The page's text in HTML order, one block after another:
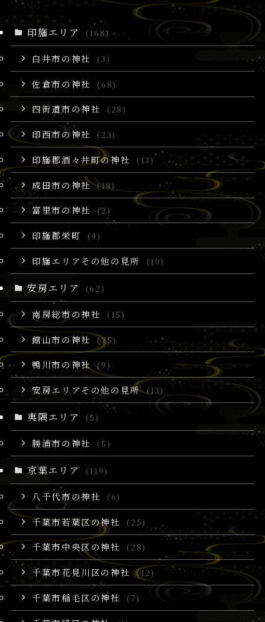
印旛エリア (168)
白井市の神社 (3)
佐倉市の神社 (68)
四街道市の神社 (28)
印西市の神社 (23)
印旛郡酒々井町の神社 (13)
成田市の神社 (18)
富里市の神社 (2)
印旛郡栄町 (4)
印旛エリアその他の見所 (10)
安房エリア (62)
南房総市の神社 (15)
館山市の神社 (25)
鴨川市の神社 (9)
安房エリアその他の見所 (13)
夷隅エリア (5)
勝浦市の神社 (5)
京葉エリア (119)
八千代市の神社 (6)
千葉市若葉区の神社 (25)
千葉市中央区の神社 (28)
千葉市花見川区の神社 (12)
千葉市稲毛区の神社 (7)